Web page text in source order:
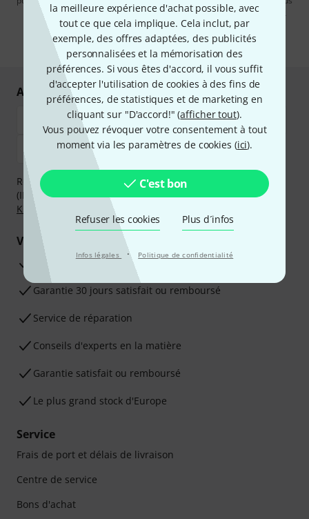
la meilleure expérience d'achat possible, avec
tout ce que cela implique. Cela inclut, par
exemple, des offres adaptées, des publicités
personnalisées et la mémorisation des
préférences. Si vous êtes d'accord, il vous suffit
d'accepter l'utilisation de cookies à des fins de
préférences, de statistiques et de marketing en
cliquant sur "D'accord!" (afficher tout).
Vous pouvez révoquer votre consentement à tout
moment via les paramètres de cookies (ici).
C'est bon
Refuser les cookies Plus d´infos
Infos légales · Politique de confidentialité
pouvez trouver plus d'informations à ce sujet dans notrePolitique de
confidentialité .
* Requis
Achetez et payez en toute sécurité
Réglez de manière sûre et sécurisée par Virement
(IBAN/BIC), PayPal, Amazon Pay,Klarna Payer Maintenant
Klarna Payer en 3 fois
Vos avantages
Ga­ran­tie Thomann 3 ans
Garantie 30 jours satisfait ou remboursé
Service de réparation
Conseils d'experts en la matière
Garantie satisfait ou remboursé
Le plus grand stock d'Europe
Service
Frais de port et délais de livraison
Centre de service
Bons d'achat